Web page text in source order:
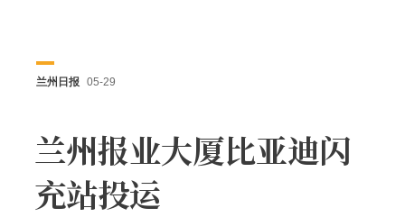
兰州日报 05-29
兰州报业大厦比亚迪闪
充站投运